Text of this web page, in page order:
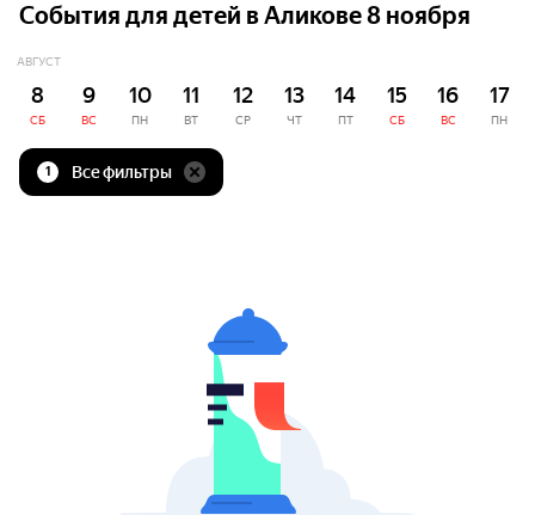
События для детей в Аликове 8 ноября
АВГУСТ
8
СБ
9
ВС
10
ПН
11
ВТ
12
СР
13
ЧТ
14
ПТ
15
СБ
16
ВС
17
ПН
1 Все фильтры